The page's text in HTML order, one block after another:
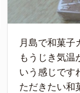
月島で和菓子
もうじき気温
いう感じです
ただきたい和